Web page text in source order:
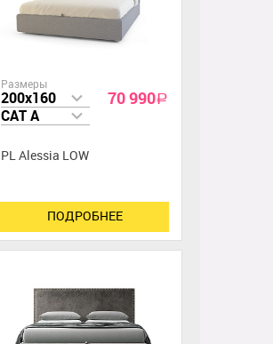
Размеры
200x160
CAT A
70 990a
PL Alessia LOW
ПОДРОБНЕЕ